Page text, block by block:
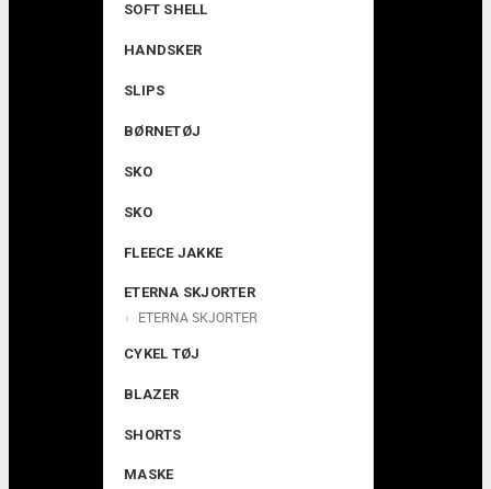
SOFT SHELL
HANDSKER
SLIPS
BØRNETØJ
SKO
SKO
FLEECE JAKKE
ETERNA SKJORTER
ETERNA SKJORTER
CYKEL TØJ
BLAZER
SHORTS
MASKE